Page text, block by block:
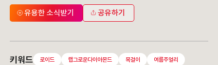
유용한 소식받기 공유하기
키워드 로이드 랩그로운다이아몬드 목걸이 여름주얼리